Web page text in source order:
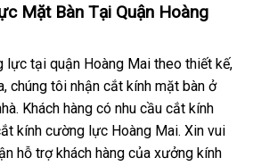
Mặt Bàn Tại Quận Hoàng
tại quận Hoàng Mai theo thiết kế,
chúng tôi nhận cắt kính mặt bàn ở
Khách hàng có nhu cầu cắt kính
kính cường lực Hoàng Mai. Xin vui
hỗ trợ khách hàng của xưởng kính